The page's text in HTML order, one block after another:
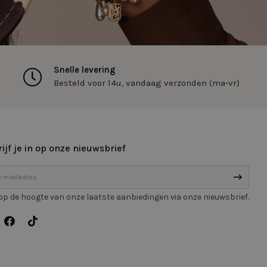
Snelle levering
Besteld voor 14u, vandaag verzonden (ma-vr)
je in op onze nieuwsbrief
de hoogte van onze laatste aanbiedingen via onze nieuwsbrief.
CFID en helpt
wijze te
is specifiek voor
bij te houden op
Script.com is